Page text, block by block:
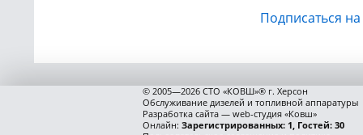
Подписаться
© 2005—2026 СТО «КОВШ»® г. Херсон
Обслуживание дизелей и топливной аппаратуры
Разработка сайта — web-студия «Ковш»
Онлайн:Зарегистрированных: 1, Гостей: 30